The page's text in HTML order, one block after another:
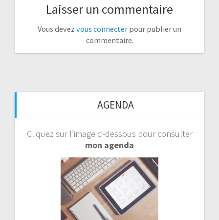
Laisser un commentaire
Vous devez vous connecter pour publier un
commentaire.
AGENDA
Cliquez sur l’image ci-dessous pour consulter
mon agenda